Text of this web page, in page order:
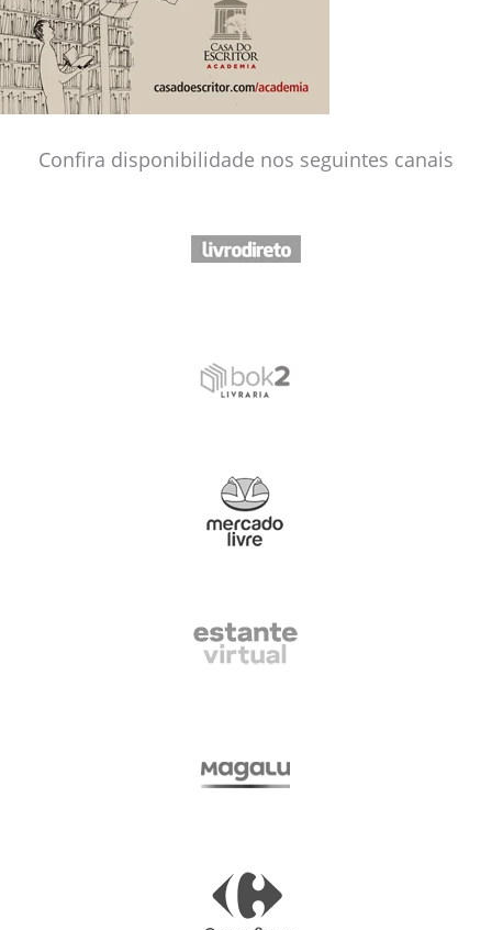
Confira disponibilidade nos seguintes canais